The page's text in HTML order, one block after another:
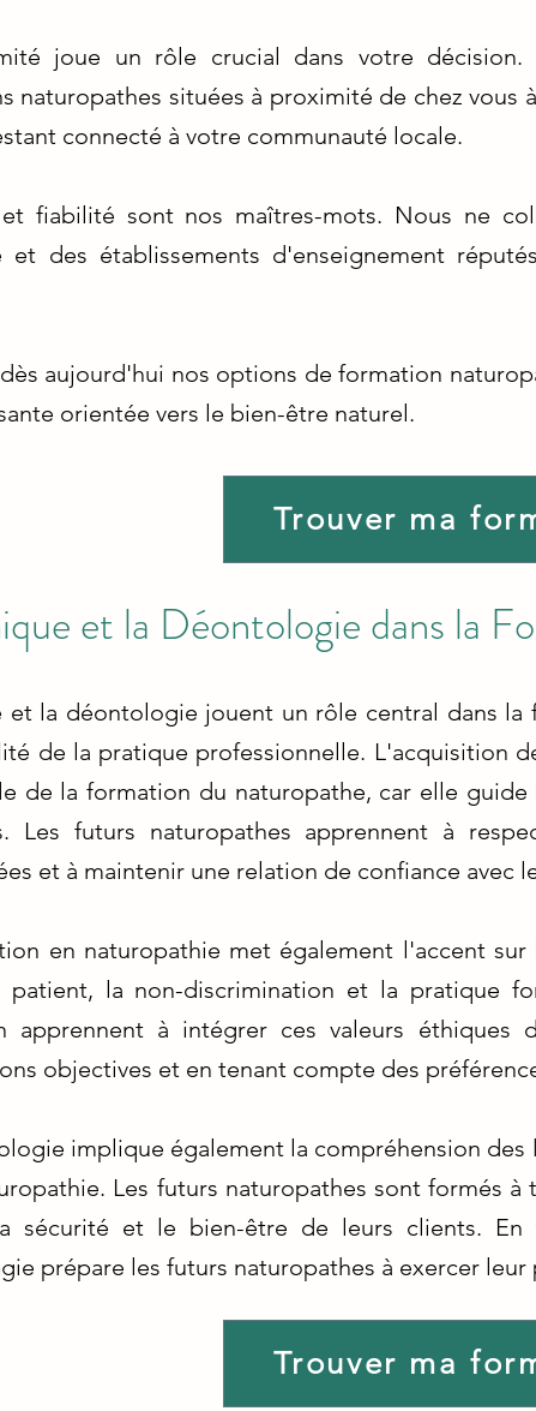
joue un rôle crucial dans votre
naturopathes situées à proximité de chez vous
connecté à votre communauté locale.
fiabilité sont nos maîtres-mots. Nous ne
et des établissements d'enseignement
aujourd'hui nos options de formation
orientée vers le bien-être naturel.
Trouver ma
et la Déontologie dans la
et la déontologie jouent un rôle central dans
de la pratique professionnelle. L'acquisition
de la formation du naturopathe, car elle
Les futurs naturopathes apprennent à
et à maintenir une relation de confiance avec
en naturopathie met également l'accent
patient, la non-discrimination et la pratique
apprennent à intégrer ces valeurs éthiques
objectives et en tenant compte des
implique également la compréhension
Les futurs naturopathes sont formés
sécurité et le bien-être de leurs clients.
prépare les futurs naturopathes à exercer
Trouver ma